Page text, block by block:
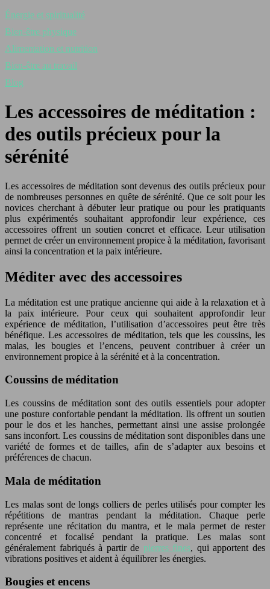
Énergie et spiritualité
Bien-être physique
Alimentation et nutrition
Bien-être au travail
Blog
Les accessoires de méditation :
des outils précieux pour la
sérénité
Les accessoires de méditation sont devenus des outils précieux pour
de nombreuses personnes en quête de sérénité. Que ce soit pour les
novices cherchant à débuter leur pratique ou pour les pratiquants
plus expérimentés souhaitant approfondir leur expérience, ces
accessoires offrent un soutien concret et efficace. Leur utilisation
permet de créer un environnement propice à la méditation, favorisant
ainsi la concentration et la paix intérieure.
Méditer avec des accessoires
La méditation est une pratique ancienne qui aide à la relaxation et à
la paix intérieure. Pour ceux qui souhaitent approfondir leur
expérience de méditation, l’utilisation d’accessoires peut être très
bénéfique. Les accessoires de méditation, tels que les coussins, les
malas, les bougies et l’encens, peuvent contribuer à créer un
environnement propice à la sérénité et à la concentration.
Coussins de méditation
Les coussins de méditation sont des outils essentiels pour adopter
une posture confortable pendant la méditation. Ils offrent un soutien
pour le dos et les hanches, permettant ainsi une assise prolongée
sans inconfort. Les coussins de méditation sont disponibles dans une
variété de formes et de tailles, afin de s’adapter aux besoins et
préférences de chacun.
Mala de méditation
Les malas sont de longs colliers de perles utilisés pour compter les
répétitions de mantras pendant la méditation. Chaque perle
représente une récitation du mantra, et le mala permet de rester
concentré et focalisé pendant la pratique. Les malas sont
généralement fabriqués à partir de pierres fines, qui apportent des
vibrations positives et aident à équilibrer les énergies.
Bougies et encens